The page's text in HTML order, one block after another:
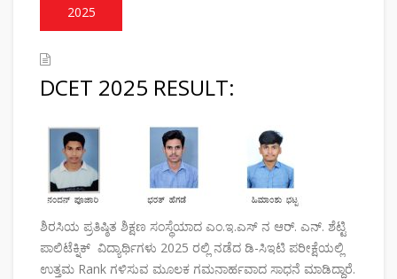
2025
DCET 2025 RESULT:
ಶಿರಸಿಯ ಪ್ರತಿಷ್ಠಿತ ಶಿಕ್ಷಣ ಸಂಸ್ಥೆಯಾದ ಎಂ.ಇ.ಎಸ್ ನ ಆರ್. ಎನ್. ಶೆಟ್ಟಿ
ಪಾಲಿಟೆಕ್ನಿಕ್ ವಿದ್ಯಾರ್ಥಿಗಳು 2025 ರಲ್ಲಿ ನಡೆದ ಡಿ-ಸಿಇಟಿ ಪರೀಕ್ಷೆಯಲ್ಲಿ
ಉತ್ತಮ Rank ಗಳಿಸುವ ಮೂಲಕ ಗಮನಾರ್ಹವಾದ ಸಾಧನೆ ಮಾಡಿದ್ದಾರೆ.